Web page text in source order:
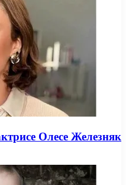
Олесе Железняк